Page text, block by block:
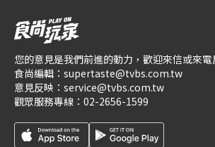
您的意見是我們前進的動力，歡迎來信或來電
食尚編輯： supertaste@tvbs.com.tw
意見反映： service@tvbs.com.tw
觀眾服務專線： 02-2656-1599